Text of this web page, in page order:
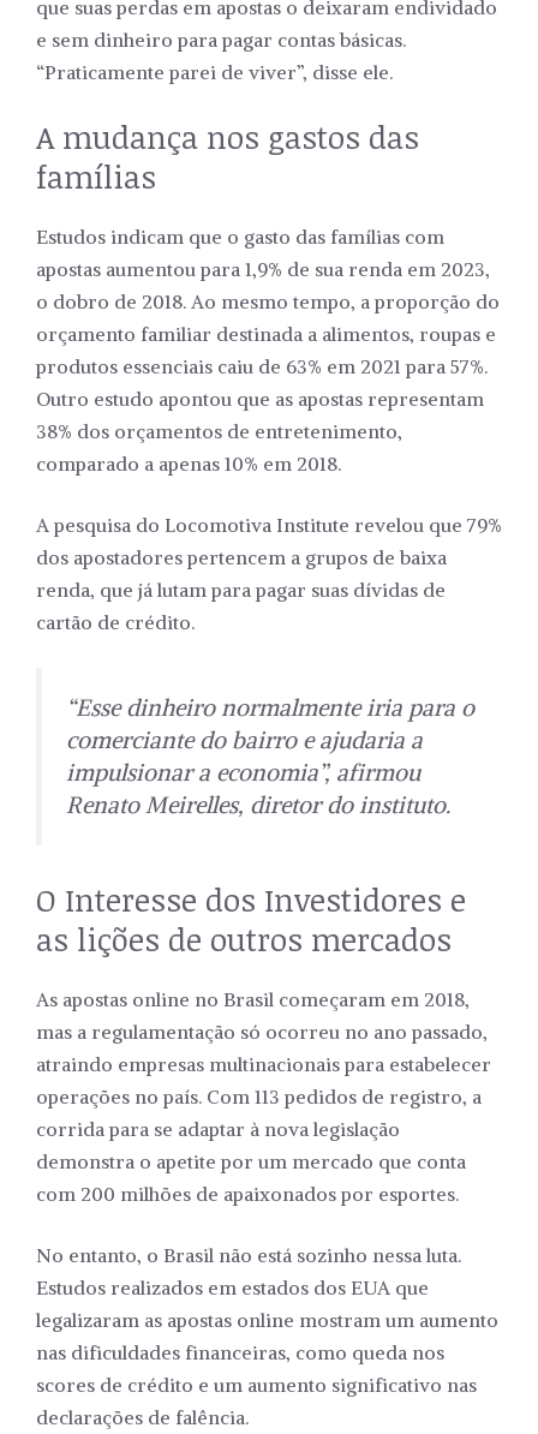
que suas perdas em apostas o deixaram endividado
e sem dinheiro para pagar contas básicas.
“Praticamente parei de viver”, disse ele.
A mudança nos gastos das
famílias
Estudos indicam que o gasto das famílias com
apostas aumentou para 1,9% de sua renda em 2023,
o dobro de 2018. Ao mesmo tempo, a proporção do
orçamento familiar destinada a alimentos, roupas e
produtos essenciais caiu de 63% em 2021 para 57%.
Outro estudo apontou que as apostas representam
38% dos orçamentos de entretenimento,
comparado a apenas 10% em 2018.
A pesquisa do Locomotiva Institute revelou que 79%
dos apostadores pertencem a grupos de baixa
renda, que já lutam para pagar suas dívidas de
cartão de crédito.
“Esse dinheiro normalmente iria para o
comerciante do bairro e ajudaria a
impulsionar a economia”, afirmou
Renato Meirelles, diretor do instituto.
O Interesse dos Investidores e
as lições de outros mercados
As apostas online no Brasil começaram em 2018,
mas a regulamentação só ocorreu no ano passado,
atraindo empresas multinacionais para estabelecer
operações no país. Com 113 pedidos de registro, a
corrida para se adaptar à nova legislação
demonstra o apetite por um mercado que conta
com 200 milhões de apaixonados por esportes.
No entanto, o Brasil não está sozinho nessa luta.
Estudos realizados em estados dos EUA que
legalizaram as apostas online mostram um aumento
nas dificuldades financeiras, como queda nos
scores de crédito e um aumento significativo nas
declarações de falência.